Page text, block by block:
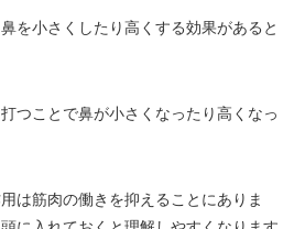
を小さくしたり高くする効果があると
つことで鼻が小さくなったり高くなっ
は筋肉の働きを抑えることにありま